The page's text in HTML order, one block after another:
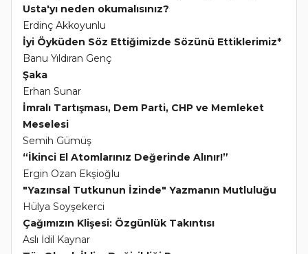
Usta'yı neden okumalısınız?
Erdinç Akkoyunlu
İyi Öyküden Söz Ettiğimizde Sözünü Ettiklerimiz*
Banu Yıldıran Genç
Şaka
Erhan Sunar
İmralı Tartışması, Dem Parti, CHP ve Memleket
Meselesi
Semih Gümüş
“İkinci El Atomlarınız Değerinde Alınır!”
Ergin Ozan Ekşioğlu
"Yazınsal Tutkunun İzinde" Yazmanın Mutluluğu
Hülya Soyşekerci
Çağımızın Klişesi: Özgünlük Takıntısı
Aslı İdil Kaynar